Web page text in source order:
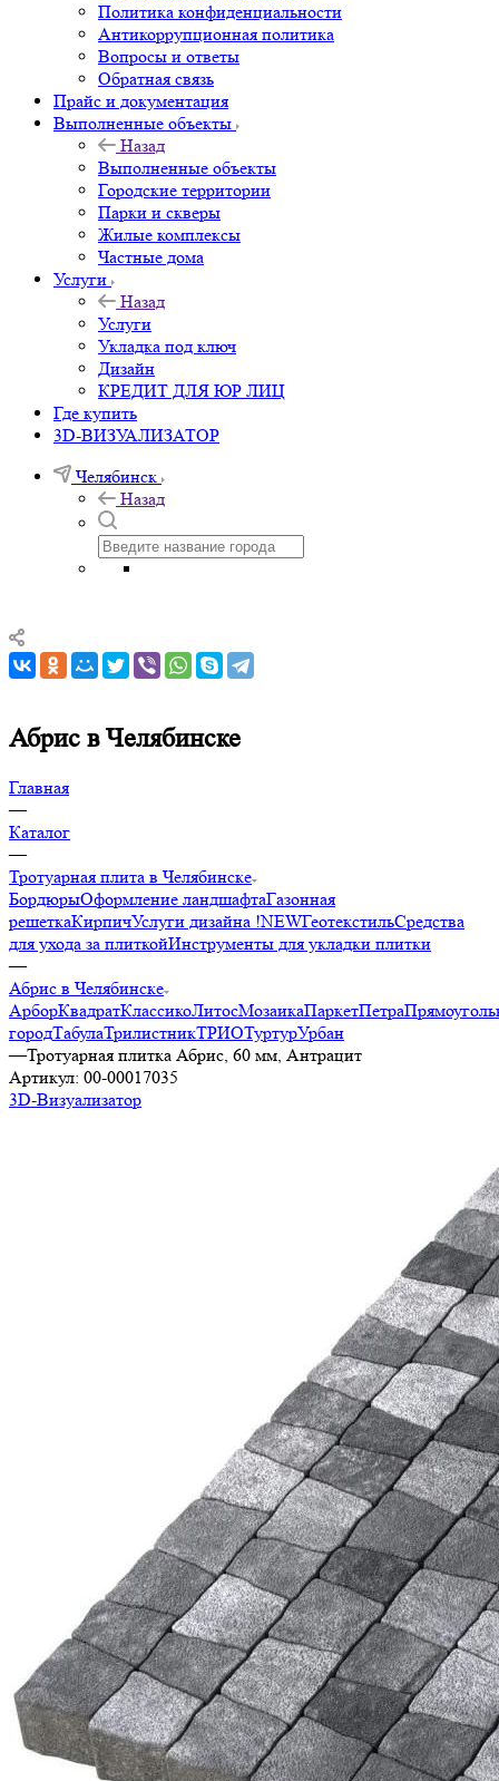
Политика конфиденциальности
Антикоррупционная политика
Вопросы и ответы
Обратная связь
Прайс и документация
Выполненные объекты
Назад
Выполненные объекты
Городские территории
Парки и скверы
Жилые комплексы
Частные дома
Услуги
Назад
Услуги
Укладка под ключ
Дизайн
КРЕДИТ ДЛЯ ЮР ЛИЦ
Где купить
3D-ВИЗУАЛИЗАТОР
Челябинск
Назад
Абрис в Челябинске
Главная
—
Каталог
—
Тротуарная плита в Челябинске
БордюрыОформление ландшафтаГазонная
решеткаКирпичУслуги дизайна !NEWГеотекстильСредства
для ухода за плиткойИнструменты для укладки плитки
—
Абрис в Челябинске
АрборКвадратКлассикоЛитосМозаикаПаркетПетра
городТабулаТрилистникТРИОТуртурУрбан
—Тротуарная плитка Абрис, 60 мм, Антрацит
Артикул: 00-00017035
3D-Визуализатор